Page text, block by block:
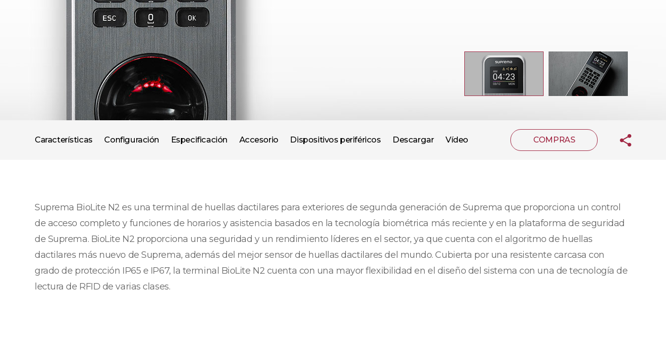
Características Configuración Especificación Accesorio Dispositivos periféricos Descargar Vídeo COMPRAS
Suprema BioLite N2 es una terminal de huellas dactilares para exteriores de segunda generación de Suprema que proporciona un control
de acceso completo y funciones de horarios y asistencia basados en la tecnología biométrica más reciente y en la plataforma de seguridad
de Suprema. BioLite N2 proporciona una seguridad y un rendimiento líderes en el sector, ya que cuenta con el algoritmo de huellas
dactilares más nuevo de Suprema, además del mejor sensor de huellas dactilares del mundo. Cubierta por una resistente carcasa con
grado de protección IP65 e IP67, la terminal BioLite N2 cuenta con una mayor flexibilidad en el diseño del sistema con una de tecnología de
lectura de RFID de varias clases.